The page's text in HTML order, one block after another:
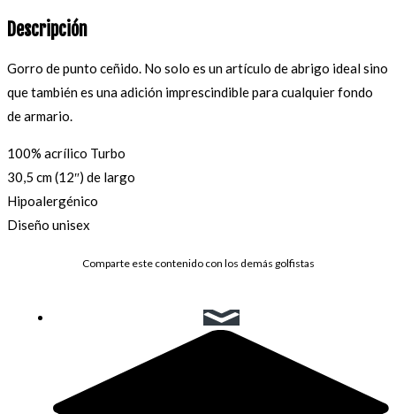
Descripción
Gorro de punto ceñido. No solo es un artículo de abrigo ideal sino
que también es una adición imprescindible para cualquier fondo
de armario.
100% acrílico Turbo
30,5 cm (12″) de largo
Hipoalergénico
Diseño unisex
Comparte este contenido con los demás golfistas